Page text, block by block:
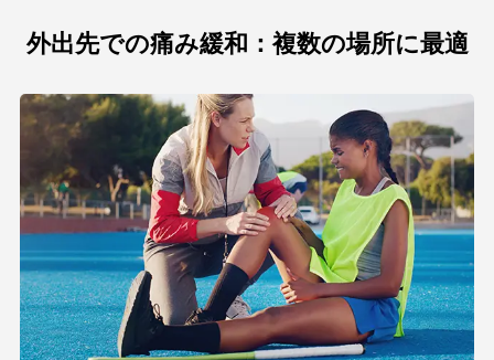
外出先での痛み緩和：複数の場所に最適